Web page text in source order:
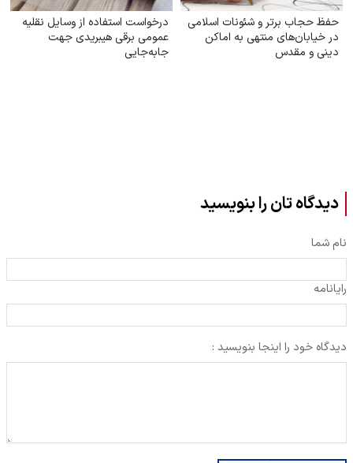
حفظ حجاب برتر و شئونات اسلامی
در خیابان‌های منتهی به اماکن
دینی و مقدس
درخواست استفاده از وسایل نقلیه
عمومی برقی هیبریدی جهت
جابه‌جایی
دیدگاه تان را بنویسید
نام شما
رایانامه
دیدگاه خود را اینجا بنویسید :